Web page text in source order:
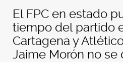
El FPC en estado
tiempo del partido
Cartagena y
Jaime Morón no se